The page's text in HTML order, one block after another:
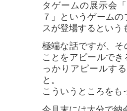
タゲームの展示会
７」というゲーム
スが登場するという
極端な話ですが、
ことをアピールで
っかりアピールす
と。
こういうところをも